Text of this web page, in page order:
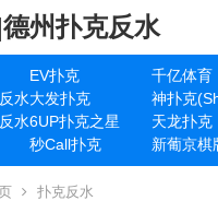
州扑克反水
EV扑克 千亿体育
水大发扑克 神扑克
水6UP扑克之星 天龙扑克
秒Call扑克 新葡京棋
扑克反水